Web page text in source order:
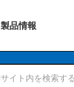
製品情報